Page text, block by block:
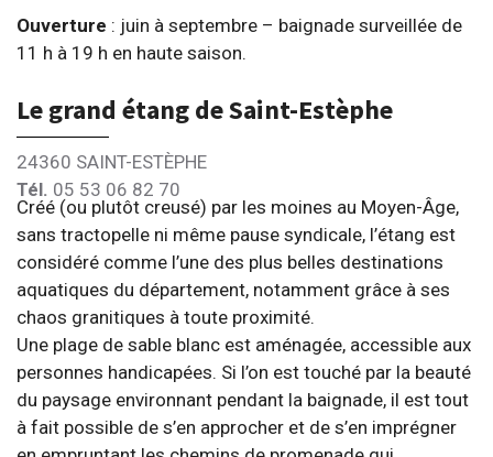
Ouverture : juin à septembre – baignade surveillée de
11 h à 19 h en haute saison.
Le grand étang de Saint-Estèphe
24360 SAINT-ESTÈPHE
Tél. 05 53 06 82 70
Créé (ou plutôt creusé) par les moines au Moyen-Âge,
sans tractopelle ni même pause syndicale, l’étang est
considéré comme l’une des plus belles destinations
aquatiques du département, notamment grâce à ses
chaos granitiques à toute proximité.
Une plage de sable blanc est aménagée, accessible aux
personnes handicapées. Si l’on est touché par la beauté
du paysage environnant pendant la baignade, il est tout
à fait possible de s’en approcher et de s’en imprégner